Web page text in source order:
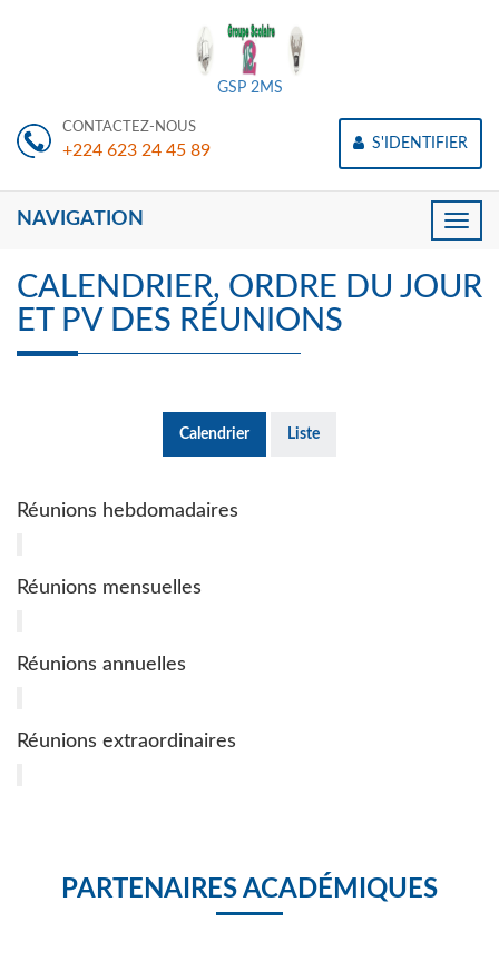
GSP 2MS
CONTACTEZ-NOUS
+224 623 24 45 89 S'IDENTIFIER
Toggle
NAVIGATION
CALENDRIER, ORDRE DU JOUR
ET PV DES RÉUNIONS
Calendrier Liste
Réunions hebdomadaires
Réunions mensuelles
Réunions annuelles
Réunions extraordinaires
PARTENAIRES ACADÉMIQUES